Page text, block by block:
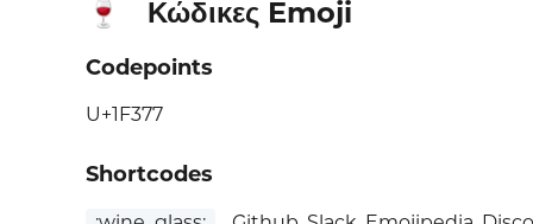
🍷 Κώδικες Emoji
Codepoints
U+1F377
Shortcodes